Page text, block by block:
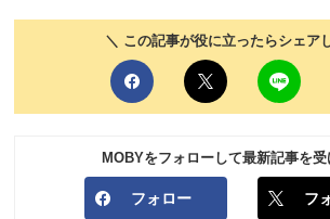
＼ この記事が役に立ったらシェア
MOBYをフォローして最新記事を受
フォロー フ